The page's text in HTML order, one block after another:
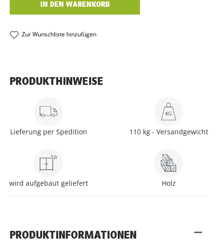
IN DEN WARENKORB
Zur Wunschliste hinzufügen
PRODUKTHINWEISE
Lieferung per Spedition 110 kg - Versandgewicht
wird aufgebaut geliefert Holz
PRODUKTINFORMATIONEN